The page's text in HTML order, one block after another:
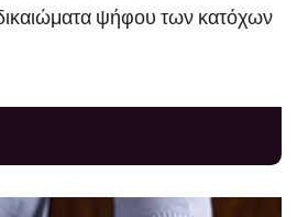
ψήφου των κατόχων